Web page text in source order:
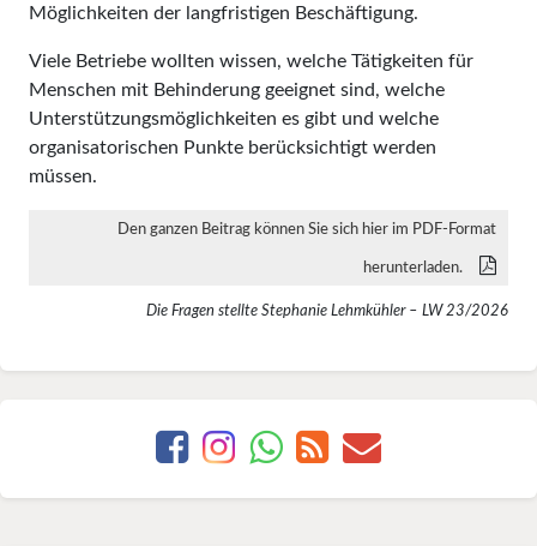
Möglichkeiten der langfristigen Beschäftigung.
Viele Betriebe wollten wissen, welche Tätigkeiten für
Menschen mit Behinderung geeignet sind, welche
Unterstützungsmöglichkeiten es gibt und welche
organisatorischen Punkte berücksichtigt werden
müssen.
Den ganzen Beitrag können Sie sich hier im PDF-Format
herunterladen.
Die Fragen stellte Stephanie Lehmkühler – LW 23/2026